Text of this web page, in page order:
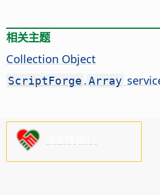
相关主题
Collection Object
ScriptForge .Array